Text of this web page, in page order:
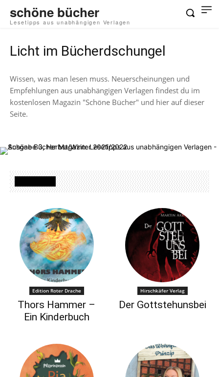
schöne bücher
Lesetipps aus unabhängigen Verlagen
Licht im Bücherdschungel
Wissen, was man lesen muss. Neuerscheinungen und
Empfehlungen aus unabhängigen Verlagen findest du im
kostenlosen Magazin "Schöne Bücher" und hier auf dieser
Seite.
Edition Roter Drache
Thors Hammer –
Ein Kinderbuch
Hirschkäfer Verlag
Der Gottstehunsbei